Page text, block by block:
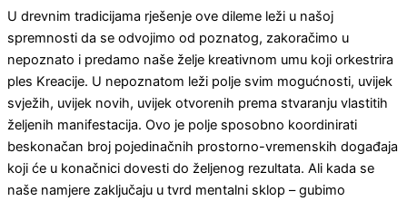
U drevnim tradicijama rješenje ove dileme leži u našoj
spremnosti da se odvojimo od poznatog, zakoračimo u
nepoznato i predamo naše želje kreativnom umu koji orkestrira
ples Kreacije. U nepoznatom leži polje svim mogućnosti, uvijek
svježih, uvijek novih, uvijek otvorenih prema stvaranju vlastitih
željenih manifestacija. Ovo je polje sposobno koordinirati
beskonačan broj pojedinačnih prostorno-vremenskih događaja
koji će u konačnici dovesti do željenog rezultata. Ali kada se
naše namjere zaključaju u tvrd mentalni sklop – gubimo